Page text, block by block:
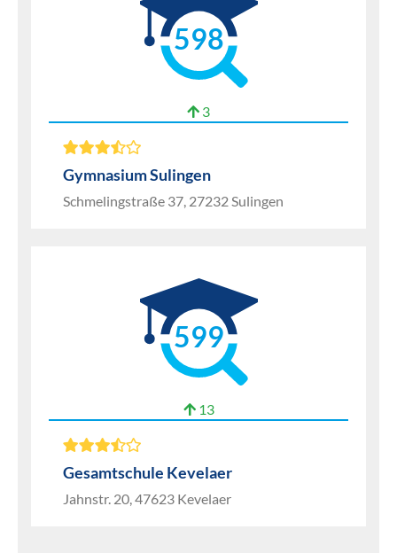
598
3
Gymnasium Sulingen
Schmelingstraße 37, 27232 Sulingen
599
13
Gesamtschule Kevelaer
Jahnstr. 20, 47623 Kevelaer